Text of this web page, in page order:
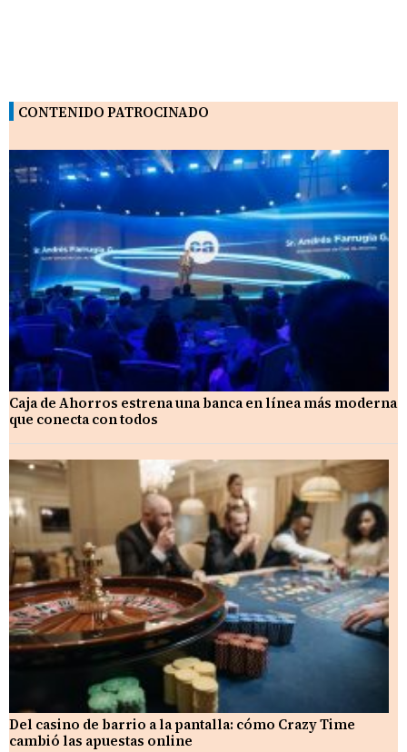
CONTENIDO PATROCINADO
Caja de Ahorros estrena una banca en línea más moderna
que conecta con todos
Del casino de barrio a la pantalla: cómo Crazy Time
cambió las apuestas online